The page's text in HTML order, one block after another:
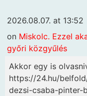
2026.08.07. at 13:52
on Miskolc. Ezzel
győri közgyűlés
Akkor egy is
https://24.hu/
dezsi-csaba-pinter-